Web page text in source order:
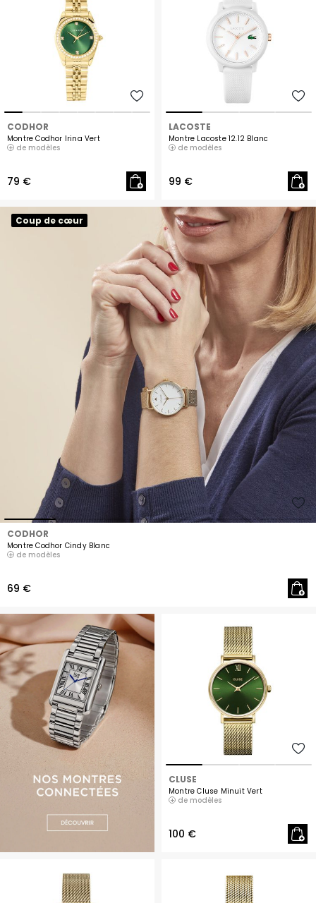
CODHOR
Montre Codhor Irina Vert
de modèles
79 €
LACOSTE
Montre Lacoste 12.12 Blanc
de modèles
99 €
Coup de cœur
CODHOR
Montre Codhor Cindy Blanc
de modèles
69 €
CLUSE
Montre Cluse Minuit Vert
de modèles
100 €